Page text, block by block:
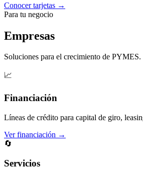
Conocer tarjetas →
Para tu negocio
Empresas
Soluciones para el crecimiento de PYMES.
📈
Financiación
Líneas de crédito para capital de giro,
Ver financiación →
🔄
Servicios